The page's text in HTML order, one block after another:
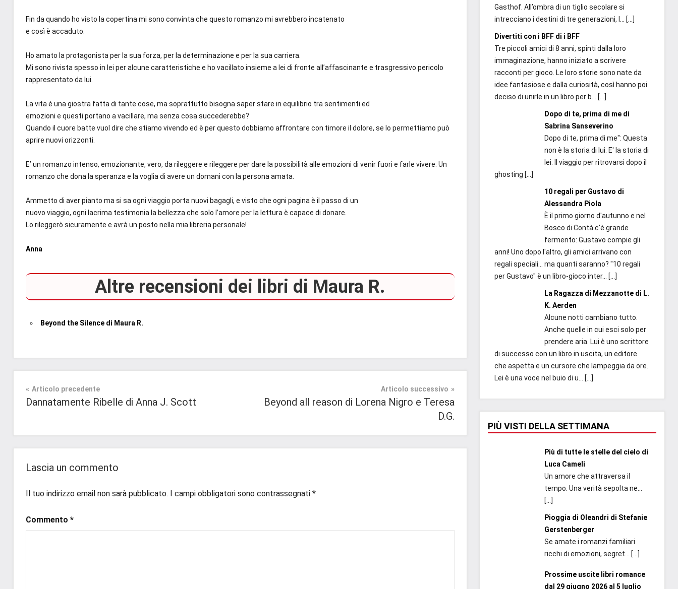
Fin da quando ho visto la copertina mi sono convinta che questo romanzo mi avrebbero incatenato
e così è accaduto.
Ho amato la protagonista per la sua forza, per la determinazione e per la sua carriera.
Mi sono rivista spesso in lei per alcune caratteristiche e ho vacillato insieme a lei di fronte all’affascinante e trasgressivo pericolo
rappresentato da lui.
La vita è una giostra fatta di tante cose, ma soprattutto bisogna saper stare in equilibrio tra sentimenti ed
emozioni e questi portano a vacillare, ma senza cosa succederebbe?
Quando il cuore batte vuol dire che stiamo vivendo ed è per questo dobbiamo affrontare con timore il dolore, se lo permettiamo può
aprire nuovi orizzonti.
E’ un romanzo intenso, emozionante, vero, da rileggere e rileggere per dare la possibilità alle emozioni di venir fuori e farle vivere. Un
romanzo che dona la speranza e la voglia di avere un domani con la persona amata.
Ammetto di aver pianto ma si sa ogni viaggio porta nuovi bagagli, e visto che ogni pagina è il passo di un
nuovo viaggio, ogni lacrima testimonia la bellezza che solo l’amore per la lettura è capace di donare.
Lo rileggerò sicuramente e avrà un posto nella mia libreria personale!
Anna
Altre recensioni dei libri di Maura R.
Beyond the Silence di Maura R.
#blogger,
#bloggerlife,
#inlibreria,
#instalibri,
#italianblogger
Contemporary
In
piano
Navigazione
Articolo precedente
Dannatamente Ribelle di Anna J. Scott
Articolo successivo
Beyond all reason di Lorena Nigro e Teresa
D.G.
Lascia un commento
Il tuo indirizzo email non sarà pubblicato. I campi obbligatori sono contrassegnati *
Commento *
Gasthof. All’ombra di un tiglio secolare si
intrecciano i destini di tre generazioni, l...
[…]
Divertiti con i BFF di i BFF
Tre piccoli amici di 8 anni, spinti dalla loro
immaginazione, hanno iniziato a scrivere
racconti per gioco. Le loro storie sono nate da
idee fantasiose e dalla curiosità, così hanno poi
deciso di unirle in un libro per b...
[…]
Dopo di te, prima di me di
Sabrina Sanseverino
Dopo di te, prima di me": Questa
non è la storia di lui. E' la storia di
lei. Il viaggio per ritrovarsi dopo il
ghosting […]
10 regali per Gustavo di
Alessandra Piola
È il primo giorno d'autunno e nel
Bosco di Contà c'è grande
fermento: Gustavo compie gli
anni! Uno dopo l'altro, gli amici arrivano con
regali speciali... ma quanti saranno? "10 regali
per Gustavo" è un libro-gioco inter...
[…]
La Ragazza di Mezzanotte di L.
K. Aerden
Alcune notti cambiano tutto.
Anche quelle in cui esci solo per
prendere aria. Lui è uno scrittore
di successo con un libro in uscita, un editore
che aspetta e un cursore che lampeggia da ore.
Lei è una voce nel buio di u...
[…]
PIÙ VISTI DELLA SETTIMANA
Più di tutte le stelle del cielo di
Luca Cameli
Un amore che attraversa il
tempo. Una verità sepolta ne...
[…]
Pioggia di Oleandri di Stefanie
Gerstenberger
Se amate i romanzi familiari
ricchi di emozioni, segret...
[…]
Prossime uscite libri romance
dal 29 giugno 2026 al 5 luglio